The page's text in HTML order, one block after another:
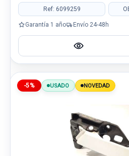
Ref: 6099259
Garantía 1 año Envío 24-48h
-5% USADO NOVEDAD